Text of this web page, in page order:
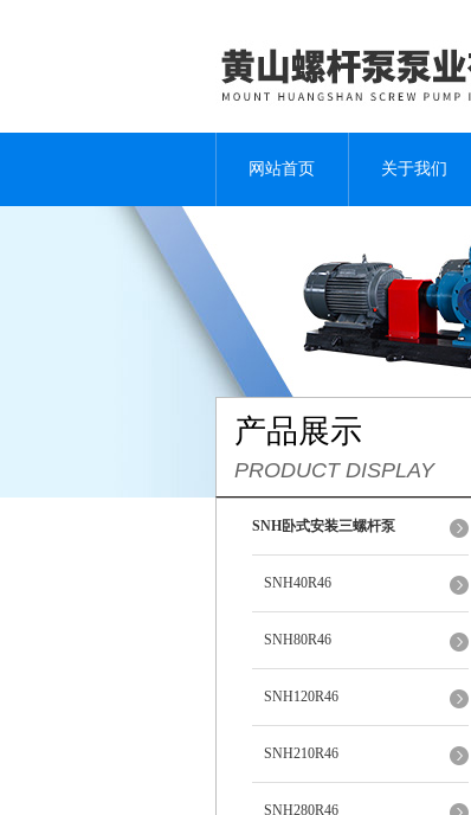
网站首页 关于我们
产品展示
PRODUCT DISPLAY
SNH卧式安装三螺杆泵
SNH40R46
SNH80R46
SNH120R46
SNH210R46
SNH280R46